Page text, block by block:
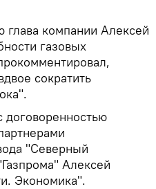
глава компании Алексей
газовых
сократить
договоренностью
"Северный
Алексей
Экономика".